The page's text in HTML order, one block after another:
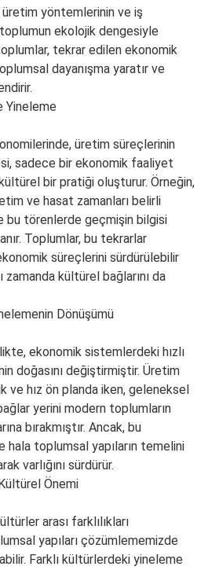
yöntemlerinin ve iş
ekolojik dengesiyle
tekrar edilen ekonomik
dayanışma yaratır ve
Yineleme
üretim süreçlerinin
sadece bir ekonomik faaliyet
bir pratiği oluşturur. Örneğin,
ve hasat zamanları belirli
bu törenlerde geçmişin bilgisi
Toplumlar, bu tekrarlar
süreçlerini sürdürülebilir
zamanda kültürel bağlarını da
Dönüşümü
ekonomik sistemlerdeki hızlı
doğasını değiştirmiştir. Üretim
ve hız ön planda iken, geleneksel
yerini modern toplumların
bırakmıştır. Ancak, bu
hala toplumsal yapıların temelini
varlığını sürdürür.
Önemi
arası farklılıkları
yapıları çözümlememizde
Farklı kültürlerdeki yineleme